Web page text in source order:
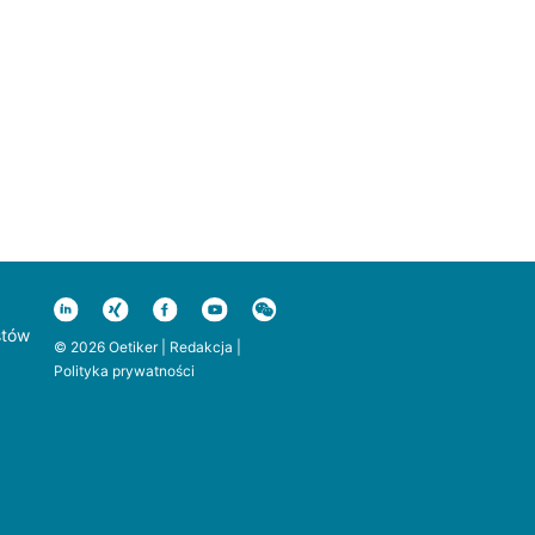
© 2026 Oetiker | Redakcja
Polityka prywatności